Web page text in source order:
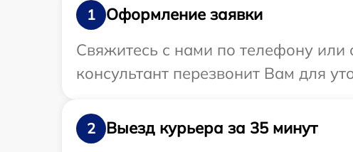
1
Оформление заявки
Свяжитесь с нами по телефону или
консультант перезвонит Вам для
2
Выезд курьера за 35 минут